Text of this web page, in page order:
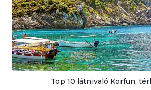
Top 10 látnivaló Korfun,